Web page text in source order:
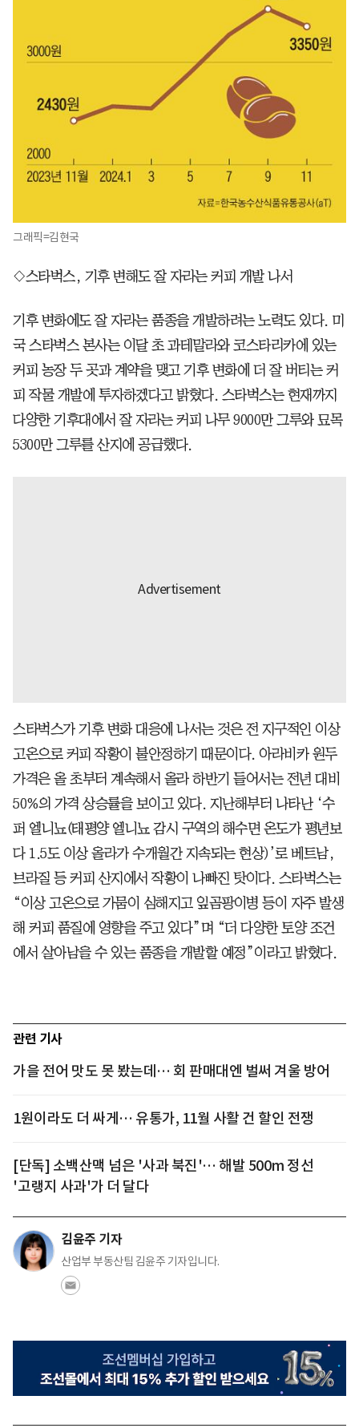
그래픽=김현국
◇스타벅스, 기후 변해도 잘 자라는 커피 개발 나서
기후 변화에도 잘 자라는 품종을 개발하려는 노력도 있다. 미
국 스타벅스 본사는 이달 초 과테말라와 코스타리카에 있는
커피 농장 두 곳과 계약을 맺고 기후 변화에 더 잘 버티는 커
피 작물 개발에 투자하겠다고 밝혔다. 스타벅스는 현재까지
다양한 기후대에서 잘 자라는 커피 나무 9000만 그루와 묘목
5300만 그루를 산지에 공급했다.
스타벅스가 기후 변화 대응에 나서는 것은 전 지구적인 이상
고온으로 커피 작황이 불안정하기 때문이다. 아라비카 원두
가격은 올 초부터 계속해서 올라 하반기 들어서는 전년 대비
50%의 가격 상승률을 보이고 있다. 지난해부터 나타난 ‘수
퍼 엘니뇨(태평양 엘니뇨 감시 구역의 해수면 온도가 평년보
다 1.5도 이상 올라가 수개월간 지속되는 현상)’로 베트남,
브라질 등 커피 산지에서 작황이 나빠진 탓이다. 스타벅스는
“이상 고온으로 가뭄이 심해지고 잎곰팡이병 등이 자주 발생
해 커피 품질에 영향을 주고 있다”며 “더 다양한 토양 조건
에서 살아남을 수 있는 품종을 개발할 예정”이라고 밝혔다.
관련 기사
가을 전어 맛도 못 봤는데… 회 판매대엔 벌써 겨울 방어
1원이라도 더 싸게… 유통가, 11월 사활 건 할인 전쟁
[단독] 소백산맥 넘은 '사과 북진'… 해발 500m 정선
'고랭지 사과'가 더 달다
김윤주 기자
산업부 부동산팀 김윤주 기자입니다.